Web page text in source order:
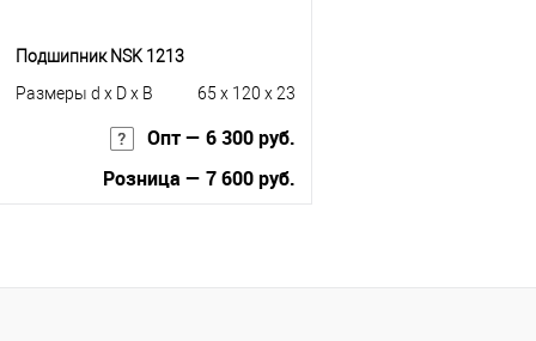
Подшипник NSK 1213
Размеры d x D x B
65 x 120 x 23
Опт — 6 300 руб.
Розница — 7 600 руб.